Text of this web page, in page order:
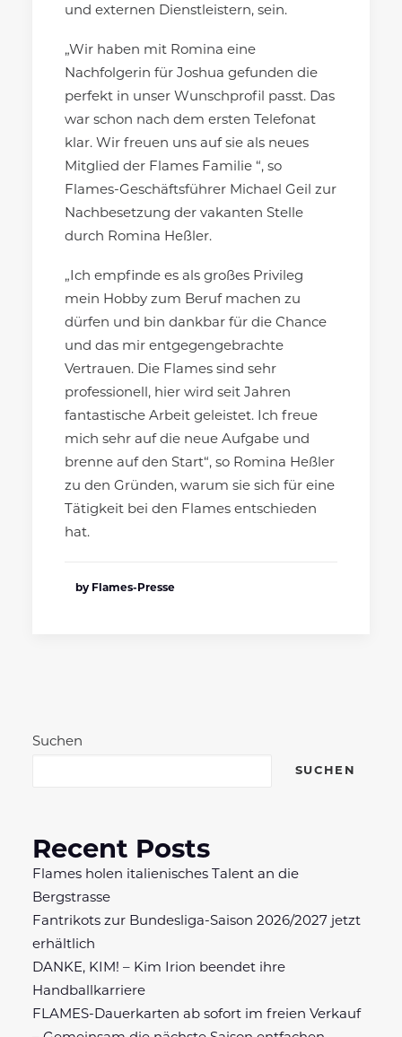
und externen Dienstleistern, sein.
„Wir haben mit Romina eine
Nachfolgerin für Joshua gefunden die
perfekt in unser Wunschprofil passt. Das
war schon nach dem ersten Telefonat
klar. Wir freuen uns auf sie als neues
Mitglied der Flames Familie “, so
Flames-Geschäftsführer Michael Geil zur
Nachbesetzung der vakanten Stelle
durch Romina Heßler.
„Ich empfinde es als großes Privileg
mein Hobby zum Beruf machen zu
dürfen und bin dankbar für die Chance
und das mir entgegengebrachte
Vertrauen. Die Flames sind sehr
professionell, hier wird seit Jahren
fantastische Arbeit geleistet. Ich freue
mich sehr auf die neue Aufgabe und
brenne auf den Start“, so Romina Heßler
zu den Gründen, warum sie sich für eine
Tätigkeit bei den Flames entschieden
hat.
by Flames-Presse
Suchen
SUCHEN
Recent Posts
Flames holen italienisches Talent an die
Bergstrasse
Fantrikots zur Bundesliga-Saison 2026/2027 jetzt
erhältlich
DANKE, KIM! – Kim Irion beendet ihre
Handballkarriere
FLAMES-Dauerkarten ab sofort im freien Verkauf